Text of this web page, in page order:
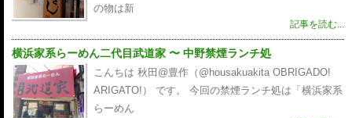
の物は新
記事を読む...
横浜家系らーめん二代目武道家 〜 中野禁煙ランチ処
こんちは 秋田@豊作（@housakuakita‎ OBRIGADO!
ARIGATO!） です。 今回の禁煙ランチ処は「横浜家系
らーめん